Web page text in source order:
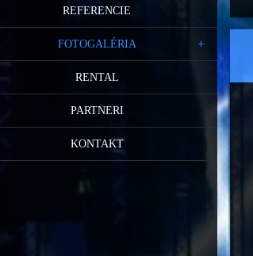
REFERENCIE
FOTOGALÉRIA
RENTAL
PARTNERI
KONTAKT